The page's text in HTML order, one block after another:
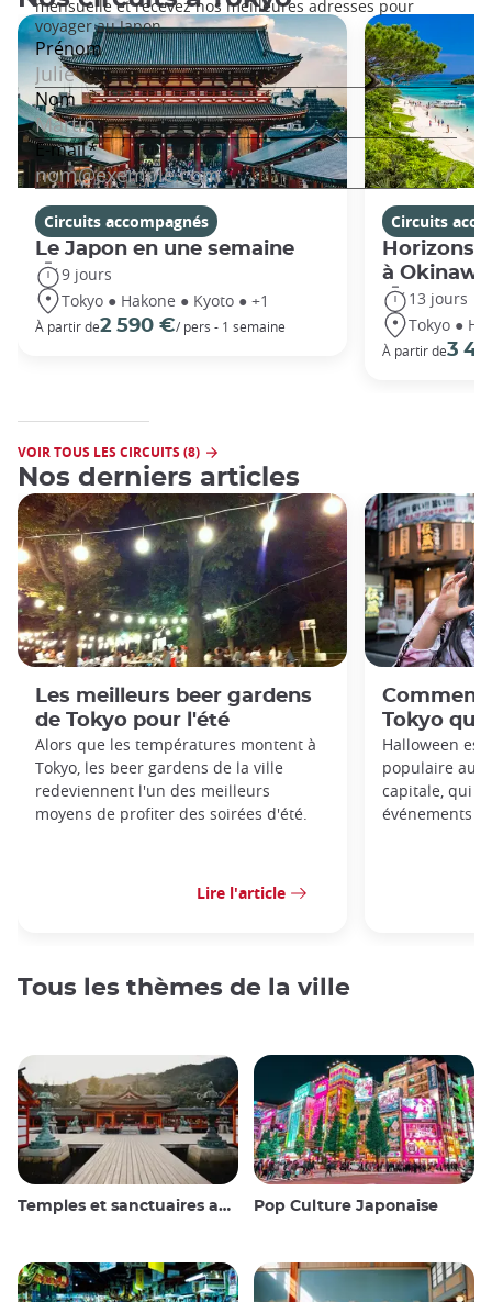
Circuits accompagnés
Le Japon en une semaine
9 jours
Tokyo ● Hakone ● Kyoto ● +1
À partir de2 590 €/ pers - 1 semaine
Circuits
Horizons
à Okinawa
13 jours
Tokyo ●
À partir de3
VOIR TOUS LES CIRCUITS (8)
Nos derniers articles
Les meilleurs beer gardens
de Tokyo pour l'été
Alors que les températures montent à
Tokyo, les beer gardens de la ville
redeviennent l'un des meilleurs
moyens de profiter des soirées d'été.
Lire l'article
Comment
Tokyo
Halloween
populaire au
capitale, qui
événements
Tous les thèmes de la ville
Temples et sanctuaires au Japon Pop Culture Japonaise